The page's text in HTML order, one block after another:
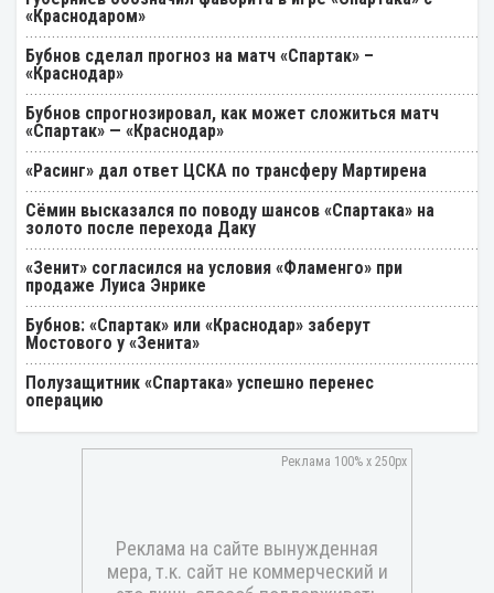
«Краснодаром»
Бубнов сделал прогноз на матч «Спартак» –
«Краснодар»
Бубнов спрогнозировал, как может сложиться матч
«Спартак» — «Краснодар»
«Расинг» дал ответ ЦСКА по трансферу Мартирена
Cёмин высказался по поводу шансов «Спартака» на
золото после перехода Даку
«Зенит» согласился на условия «Фламенго» при
продаже Луиса Энрике
Бубнов: «Спартак» или «Краснодар» заберут
Мостового у «Зенита»
Полузащитник «Спартака» успешно перенес
операцию